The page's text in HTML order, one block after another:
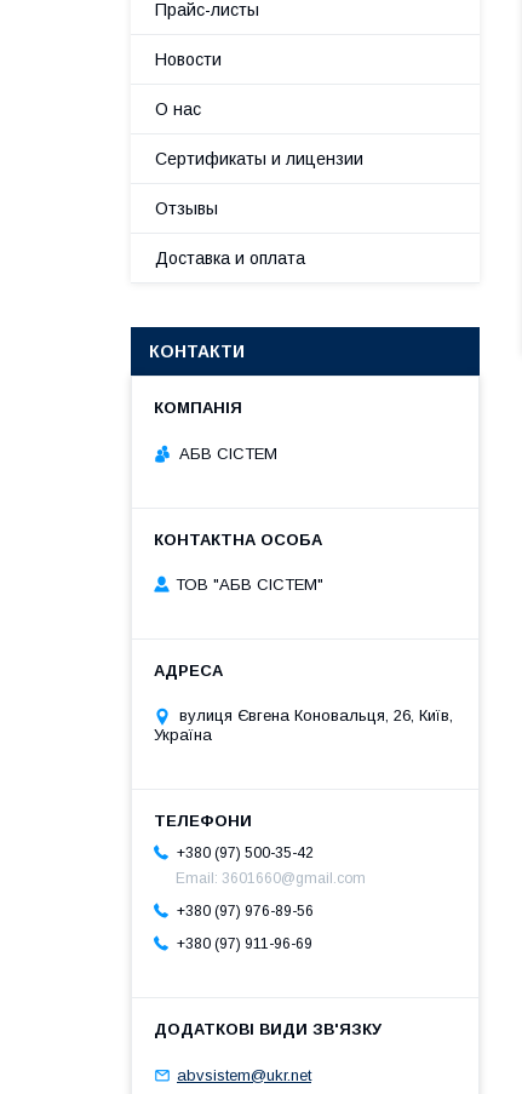
Прайс-листы
Новости
О нас
Сертификаты и лицензии
Отзывы
Доставка и оплата
КОНТАКТИ
АБВ СІСТЕМ
ТОВ "АБВ СІСТЕМ"
вулиця Євгена Коновальця, 26, Київ,
Україна
+380 (97) 500-35-42
Email: 3601660@gmail.com
+380 (97) 976-89-56
+380 (97) 911-96-69
abvsistem@ukr.net